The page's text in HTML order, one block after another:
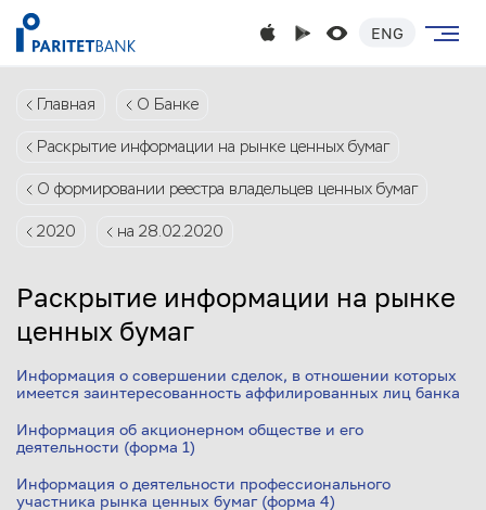
ENG
Главная О Банке
Раскрытие информации на рынке ценных бумаг
О формировании реестра владельцев ценных бумаг
2020 на 28.02.2020
Раскрытие информации на рынке
ценных бумаг
Информация о совершении сделок, в отношении которых
имеется заинтересованность аффилированных лиц банка
Информация об акционерном обществе и его
деятельности (форма 1)
Информация о деятельности профессионального
участника рынка ценных бумаг (форма 4)